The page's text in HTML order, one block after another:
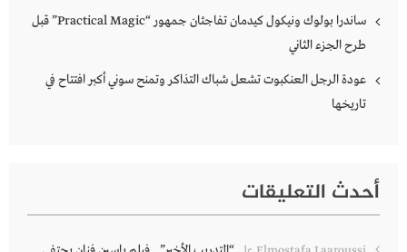
ساندرا بولوك ونيكول كيدمان تفاجئان جمهور “Practical Magic” قبل
طرح الجزء الثاني
عودة الرجل العنكبوت تشعل شباك التذاكر وتمنح سوني أكبر افتتاح في
تاريخها
أحدث التعليقات